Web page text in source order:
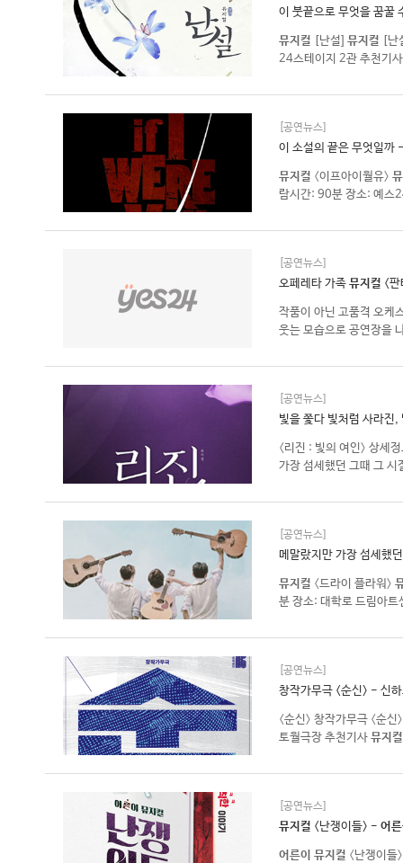
이 붓끝으로 무엇을 꿈꿀
뮤지컬 [난설] 뮤지컬 [난
24스테이지 2관 추천기
[공연뉴스]
이 소설의 끝은 무엇일까
뮤지컬 〈이프아이월유〉
람시간: 90분 장소: 예스
[공연뉴스]
오페레타 가족 뮤지컬 <
작품이 아닌 고품격 오케
웃는 모습으로 공연장을
[공연뉴스]
빛을 쫓다 빛처럼 사라진
〈리진 : 빛의 여인〉 상세
가장 섬세했던 그때 그
[공연뉴스]
메말랐지만 가장 섬세했
뮤지컬 〈드라이 플라워〉
분 장소: 대학로 드림아
[공연뉴스]
창작가무극 <순신> - 신
〈순신〉 창작가무극 〈순
토월극장 추천기사 뮤지컬
[공연뉴스]
뮤지컬 <난쟁이들> - 어른
어른이 뮤지컬 〈난쟁이들